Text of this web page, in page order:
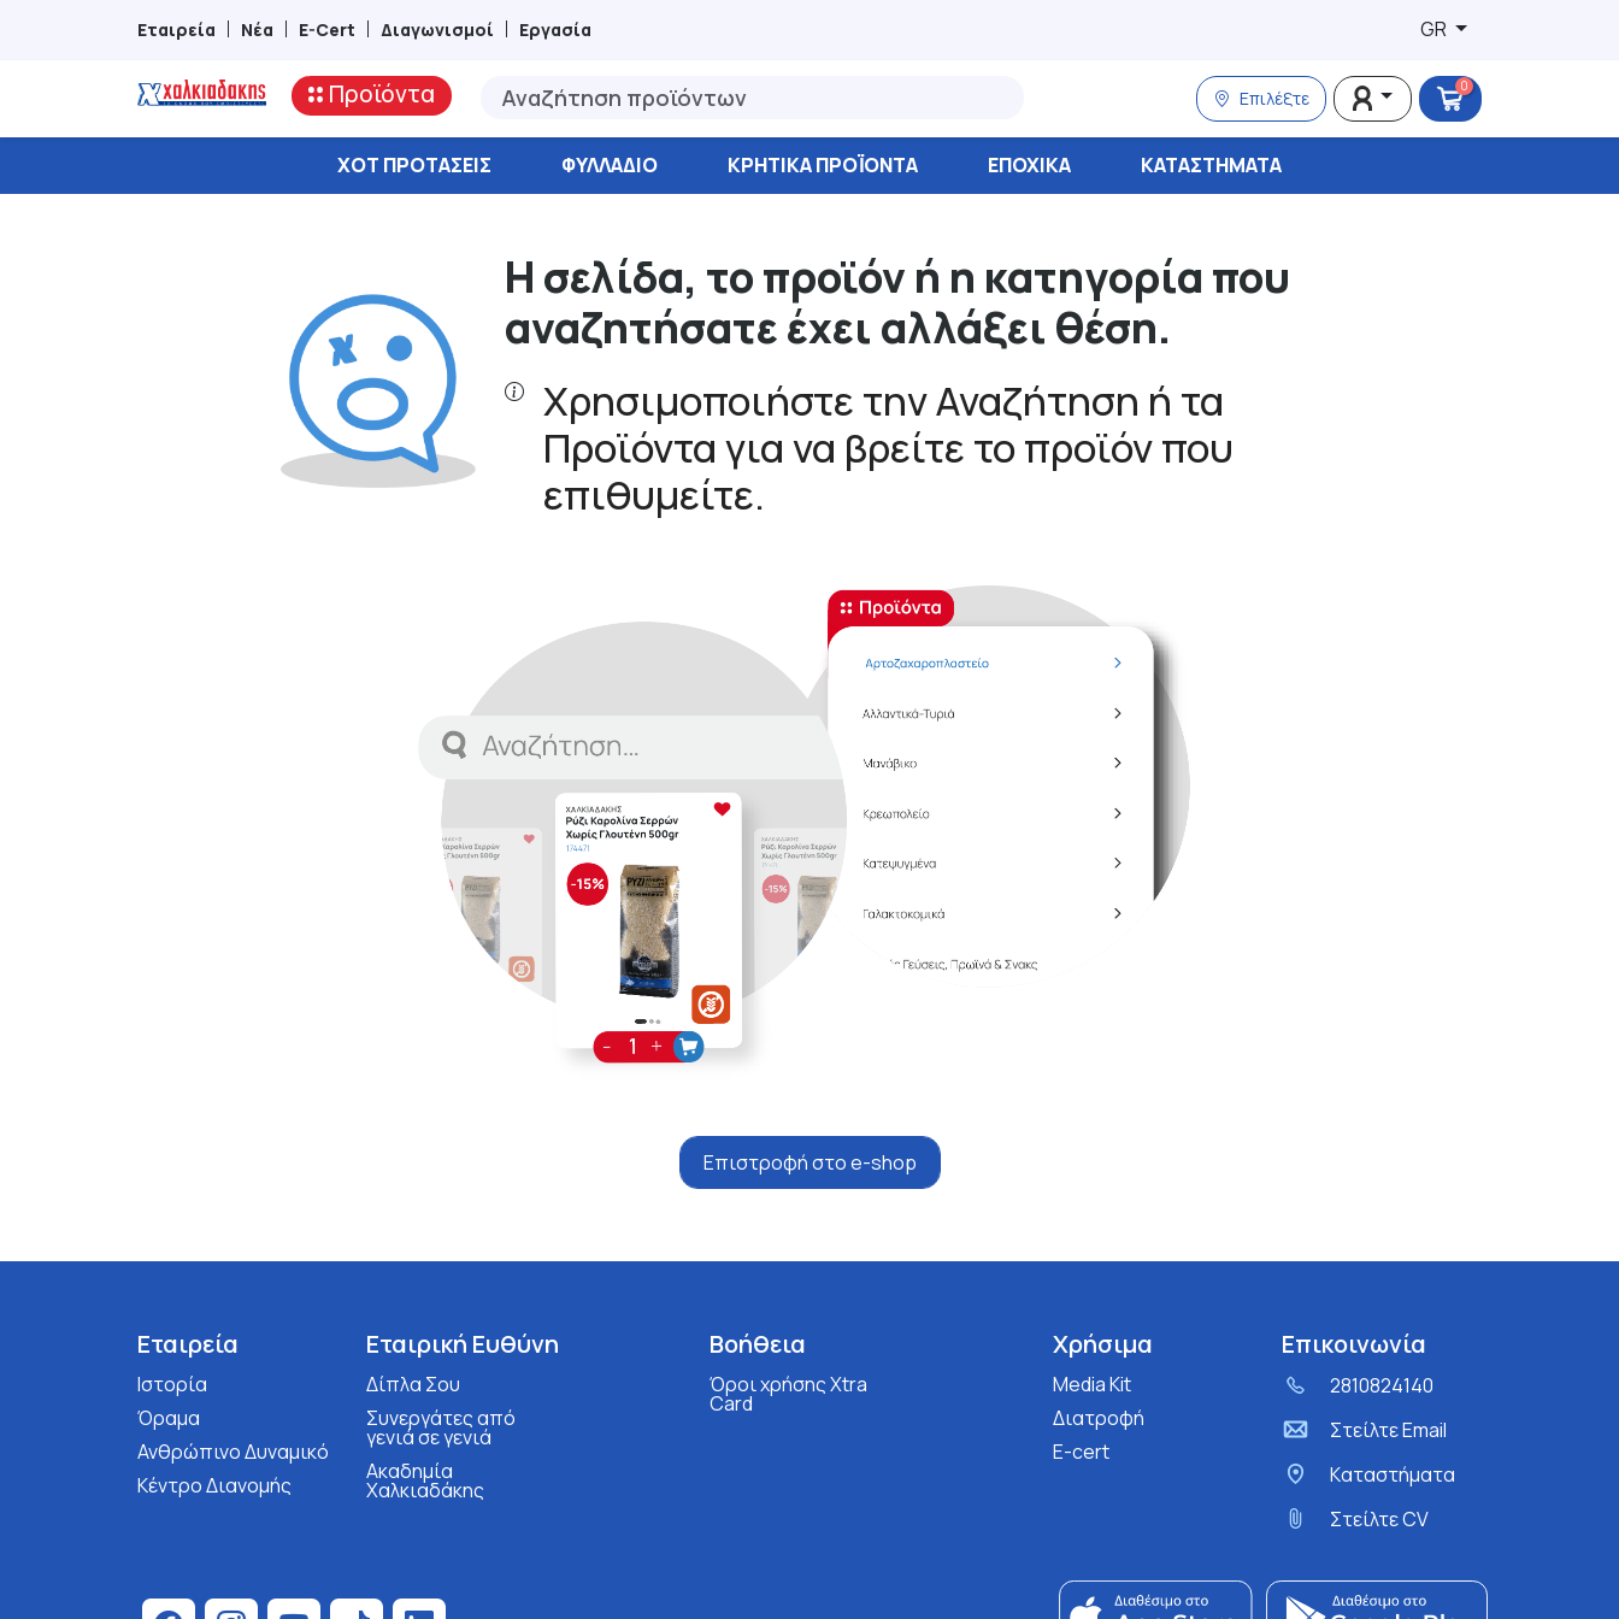
Εταιρεία Νέα E-Cert Διαγωνισμοί Εργασία GR
Προϊόντα Επιλέξτε
0
ΧΟΤ ΠΡΟΤΆΣΕΙΣ ΦΥΛΛΆΔΙΟ ΚΡΗΤΙΚΑ ΠΡΟΪΟΝΤΑ ΕΠΟΧΙΚΑ ΚΑΤΑΣΤΉΜΑΤΑ
Η σελίδα, το προϊόν ή η κατηγορία που
αναζητήσατε έχει αλλάξει θέση.
Χρησιμοποιήστε την Αναζήτηση ή τα
Προϊόντα για να βρείτε το προϊόν που
επιθυμείτε.
Επιστροφή στο e-shop
Εταιρεία
Ιστορία
Όραμα
Ανθρώπινο Δυναμικό
Κέντρο Διανομής
Εταιρική Ευθύνη
Δίπλα Σου
Συνεργάτες από
γενιά σε γενιά
Ακαδημία
Χαλκιαδάκης
Βοήθεια
Όροι χρήσης Xtra
Card
Χρήσιμα
Media Kit
Διατροφή
E-cert
Επικοινωνία
2810824140
Στείλτε Email
Kαταστήματα
Στείλτε CV